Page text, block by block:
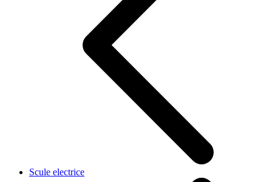
Scule electrice